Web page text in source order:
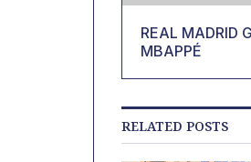
REAL MADRID
MBAPPÉ
RELATED POSTS